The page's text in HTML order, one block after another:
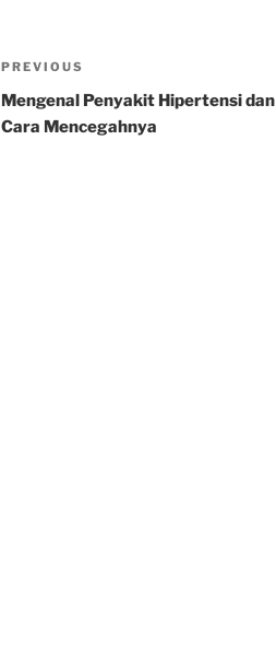
Post
navigation
Previous
Post
PREVIOUS
Mengenal Penyakit Hipertensi dan
Cara Mencegahnya